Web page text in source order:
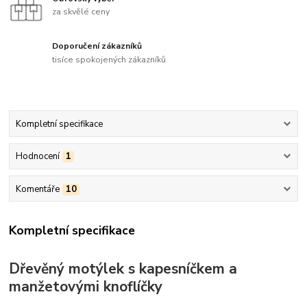
za skvělé ceny
Doporučení zákazníků
tisíce spokojených zákazníků
Kompletní specifikace
Hodnocení 1
Komentáře 10
Kompletní specifikace
Dřevěný motýlek s kapesníčkem a
manžetovými knoflíčky